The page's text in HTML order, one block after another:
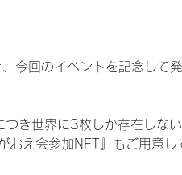
今回のイベントを記念して
き世界に3枚しか存在しな
おえ会参加NFT』もご用意